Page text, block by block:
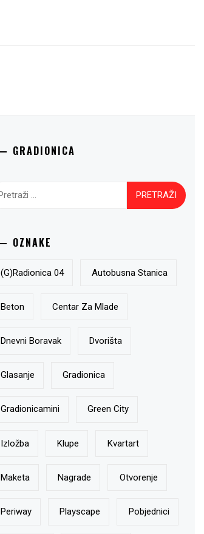
GRADIONICA
OZNAKE
(g)radionica 04 Autobusna Stanica
Beton Centar Za Mlade
Dnevni Boravak Dvorišta
Glasanje Gradionica
Gradionicamini Green City
Izložba Klupe Kvartart
Maketa Nagrade Otvorenje
Periway Playscape Pobjednici